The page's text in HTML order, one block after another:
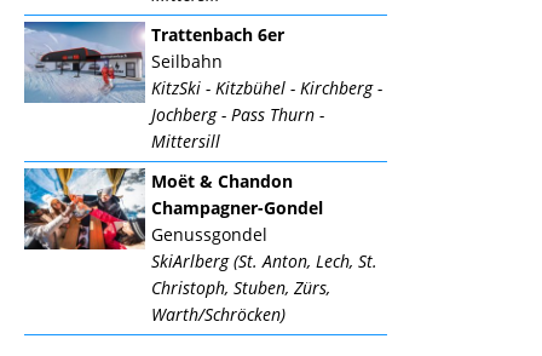
Trattenbach 6er
Seilbahn
KitzSki - Kitzbühel - Kirchberg -
Jochberg - Pass Thurn -
Mittersill
Moët & Chandon
Champagner-Gondel
Genussgondel
SkiArlberg (St. Anton, Lech, St.
Christoph, Stuben, Zürs,
Warth/Schröcken)